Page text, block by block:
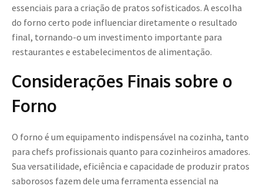
essenciais para a criação de pratos sofisticados. A escolha
do forno certo pode influenciar diretamente o resultado
final, tornando-o um investimento importante para
restaurantes e estabelecimentos de alimentação.
Considerações Finais sobre o
Forno
O forno é um equipamento indispensável na cozinha, tanto
para chefs profissionais quanto para cozinheiros amadores.
Sua versatilidade, eficiência e capacidade de produzir pratos
saborosos fazem dele uma ferramenta essencial na